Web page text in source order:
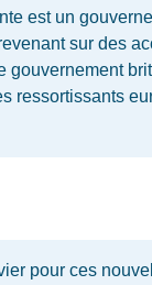
est un
sur des
gouvernement
ressortissants
pour ces